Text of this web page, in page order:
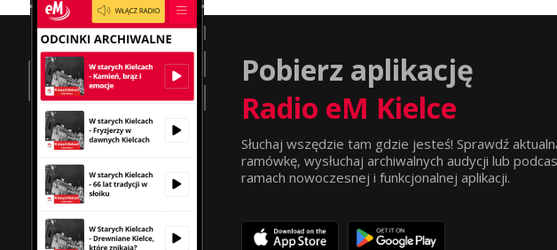
Pobierz aplikację
Radio eM Kielce
Słuchaj wszędzie tam gdzie jesteś! Sprawdź
ramówkę, wysłuchaj archiwalnych audycji lub
ramach nowoczesnej i funkcjonalnej aplikacji.